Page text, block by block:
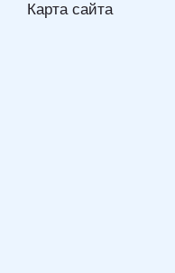
Карта сайта